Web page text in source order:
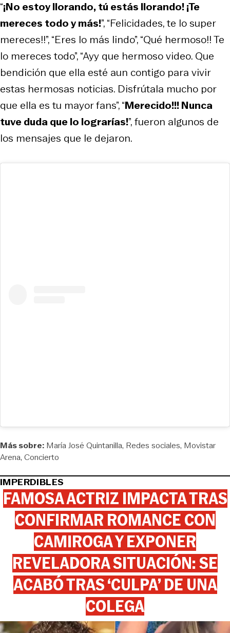
“¡No estoy llorando, tú estás llorando! ¡Te
mereces todo y más!”, “Felicidades, te lo super
mereces!!”, “Eres lo más lindo”, “Qué hermoso!! Te
lo mereces todo”, “Ayy que hermoso video. Que
bendición que ella esté aun contigo para vivir
estas hermosas noticias. Disfrútala mucho por
que ella es tu mayor fans”, “Merecido!!! Nunca
tuve duda que lo lograrías!”, fueron algunos de
los mensajes que le dejaron.
Más sobre: María José Quintanilla Redes sociales Movistar
Arena Concierto
IMPERDIBLES
FAMOSA ACTRIZ IMPACTA TRAS
CONFIRMAR ROMANCE CON
CAMIROGA Y EXPONER
REVELADORA SITUACIÓN: SE
ACABÓ TRAS ‘CULPA’ DE UNA
COLEGA